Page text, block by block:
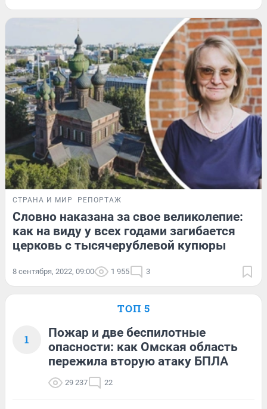
СТРАНА И МИР РЕПОРТАЖ
Словно наказана за свое великолепие:
как на виду у всех годами загибается
церковь с тысячерублевой купюры
8 сентября, 2022, 09:00 1 955 3
ТОП 5
1
Пожар и две беспилотные
опасности: как Омская область
пережила вторую атаку БПЛА
29 237 22